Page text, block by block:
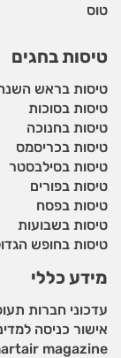
טוס
טיסות בחגים
טיסות בראש
טיסות בסוכות
טיסות בחנוכה
טיסות בכריסמס
טיסות בסילבסטר
טיסות בפורים
טיסות בפסח
טיסות בשבועות
טיסות בחופש
מידע כללי
עדכוני חברות
אישור כניסה
magazine